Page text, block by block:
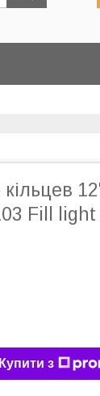
Fill
Купити з